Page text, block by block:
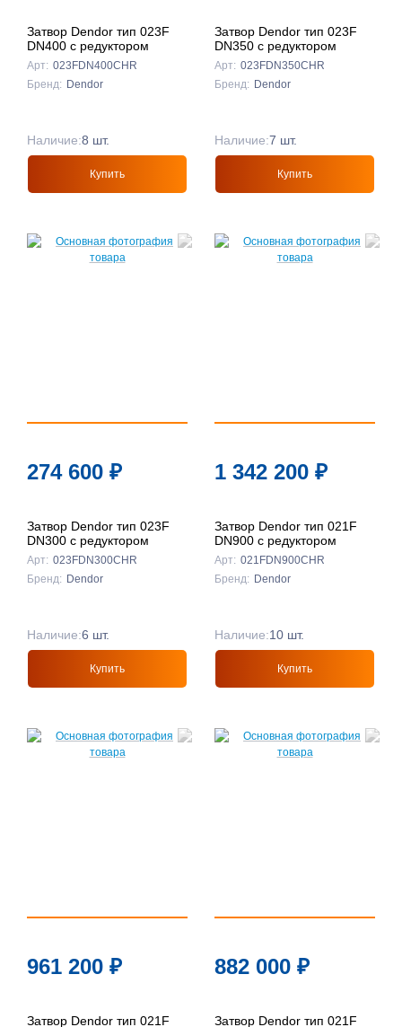
Затвор Dendor тип 023F
DN400 с редуктором
Арт: 023FDN400CHR
Бренд: Dendor
Наличие:8 шт.
Купить
Затвор Dendor тип 023F
DN350 с редуктором
Арт: 023FDN350CHR
Бренд: Dendor
Наличие:7 шт.
Купить
274 600 ₽
Затвор Dendor тип 023F
DN300 с редуктором
Арт: 023FDN300CHR
Бренд: Dendor
Наличие:6 шт.
Купить
1 342 200 ₽
Затвор Dendor тип 021F
DN900 с редуктором
Арт: 021FDN900CHR
Бренд: Dendor
Наличие:10 шт.
Купить
961 200 ₽
Затвор Dendor тип 021F
882 000 ₽
Затвор Dendor тип 021F